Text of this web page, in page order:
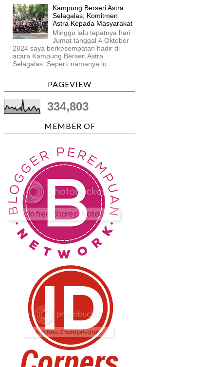
Kampung Berseri Astra
Selagalas; Komitmen
Astra Kepada Masyarakat
Minggu lalu tepatnya hari
Jumat tanggal 4 Oktober
2024 saya berkesempatan hadir di
acara Kampung Berseri Astra
Selagalas. Seperti namanya lo...
PAGEVIEW
334,803
MEMBER OF